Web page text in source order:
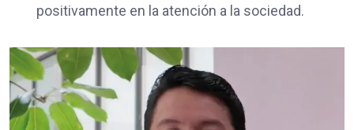
positivamente en la atención a la sociedad.